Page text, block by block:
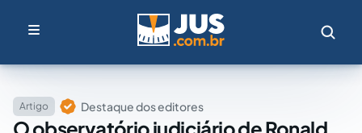
Artigo Destaque dos editores
O observatório judiciário de Ronald